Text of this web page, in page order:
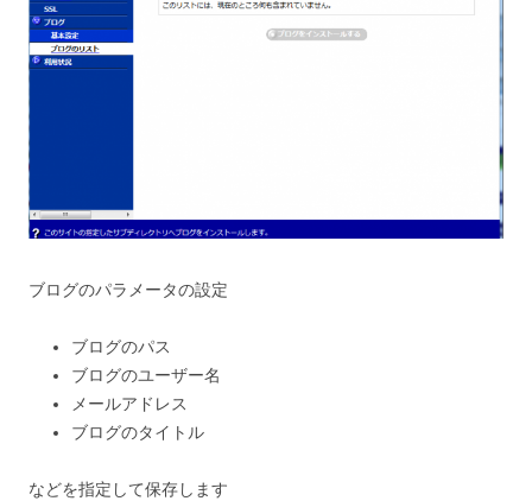
ブログのパラメータの設定
ブログのパス
ブログのユーザー名
メールアドレス
ブログのタイトル
などを指定して保存します